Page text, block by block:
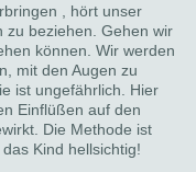
, hört unser
zu beziehen. Gehen wir
können. Wir werden
mit den Augen zu
ist ungefährlich. Hier
Einflüßen auf den
Die Methode ist
Kind hellsichtig!